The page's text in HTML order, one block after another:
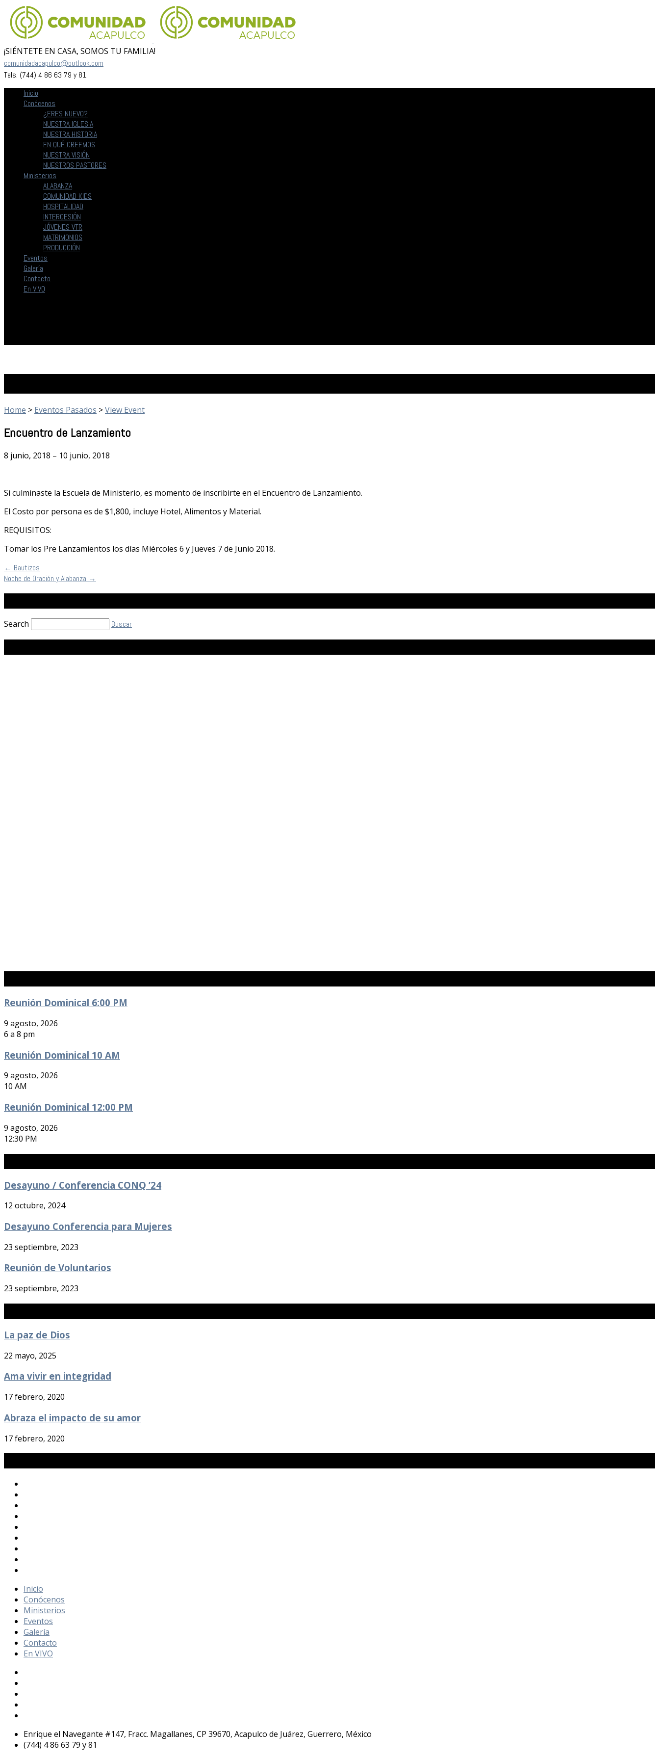
¡SIÉNTETE EN CASA, SOMOS TU FAMILIA!
comunidadacapulco@outlook.com
Tels. (744) 4 86 63 79 y 81
Inicio
Conócenos
¿ERES NUEVO?
NUESTRA IGLESIA
NUESTRA HISTORIA
EN QUÉ CREEMOS
NUESTRA VISIÓN
NUESTROS PASTORES
Ministerios
ALABANZA
COMUNIDAD KIDS
HOSPITALIDAD
INTERCESIÓN
JÓVENES VTR
MATRIMONIOS
PRODUCCIÓN
Eventos
Galería
Contacto
En VIVO
Home > Eventos Pasados >View Event
Encuentro de Lanzamiento
8 junio, 2018 – 10 junio, 2018
Si culminaste la Escuela de Ministerio, es momento de inscribirte en el Encuentro de Lanzamiento.
El Costo por persona es de $1,800, incluye Hotel, Alimentos y Material.
REQUISITOS:
Tomar los Pre Lanzamientos los días Miércoles 6 y Jueves 7 de Junio 2018.
← Bautizos
Noche de Oración y Alabanza →
Search Buscar
Reunión Dominical 6:00 PM
9 agosto, 2026
6 a 8 pm
Reunión Dominical 10 AM
9 agosto, 2026
10 AM
Reunión Dominical 12:00 PM
9 agosto, 2026
12:30 PM
Desayuno / Conferencia CONQ ’24
12 octubre, 2024
Desayuno Conferencia para Mujeres
23 septiembre, 2023
Reunión de Voluntarios
23 septiembre, 2023
La paz de Dios
22 mayo, 2025
Ama vivir en integridad
17 febrero, 2020
Abraza el impacto de su amor
17 febrero, 2020
Inicio
Conócenos
Ministerios
Eventos
Galería
Contacto
En VIVO
Enrique el Navegante #147, Fracc. Magallanes, CP 39670, Acapulco de Juárez, Guerrero, México
(744) 4 86 63 79 y 81